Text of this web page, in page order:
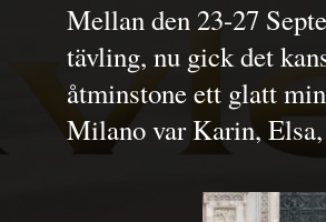
Mellan den 23-27
tävling, nu gick det
åtminstone ett glatt
Milano var Karin,